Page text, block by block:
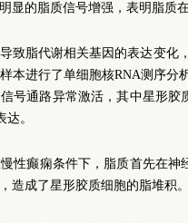
显的脂质信号增强，表明脂质
致脂代谢相关基因的表达变化
本进行了单细胞核RNA测序分
号通路异常激活，其中星形胶
。
性癫痫条件下，脂质首先在神
造成了星形胶质细胞的脂堆积